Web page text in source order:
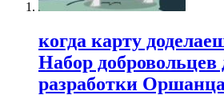
когда карту
Набор добровольцев
разработки Оршанца